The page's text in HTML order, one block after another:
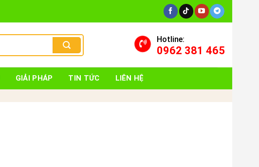
Hotline:
0962 381 465
GIẢI PHÁP TIN TỨC LIÊN HỆ